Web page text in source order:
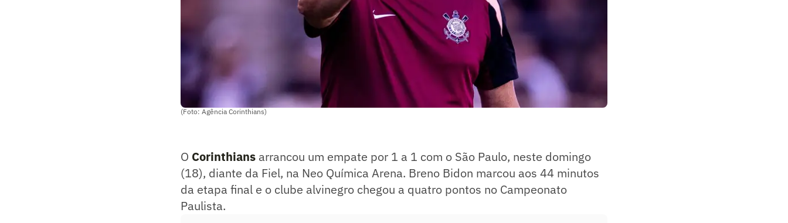
(Foto: Agência Corinthians)
O Corinthians arrancou um empate por 1 a 1 com o São Paulo, neste domingo
(18), diante da Fiel, na Neo Química Arena. Breno Bidon marcou aos 44 minutos
da etapa final e o clube alvinegro chegou a quatro pontos no Campeonato
Paulista.